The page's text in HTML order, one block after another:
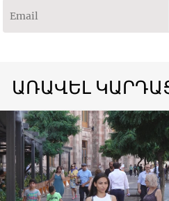
ԱՌԱՎԵԼ